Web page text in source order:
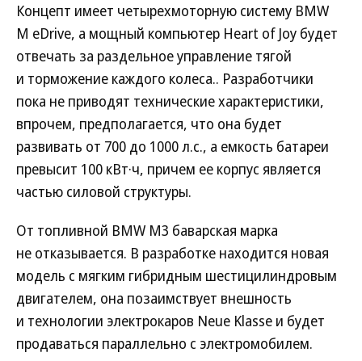
Концепт имеет четырехмоторную систему BMW
M eDrive, а мощный компьютер Heart of Joy будет
отвечать за раздельное управление тягой
и торможение каждого колеса.. Разработчики
пока не приводят технические характеристики,
впрочем, предполагается, что она будет
развивать от 700 до 1000 л.с., а емкость батареи
превысит 100 кВт·ч, причем ее корпус является
частью силовой структуры.
От топливной BMW M3 баварская марка
не отказывается. В разработке находится новая
модель с мягким гибридным шестицилиндровым
двигателем, она позаимствует внешность
и технологии электрокаров Neue Klasse и будет
продаваться параллельно с электромобилем.